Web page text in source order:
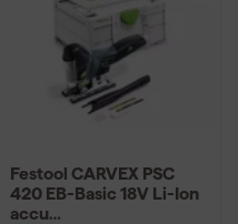
Festool CARVEX PSC
420 EB-Basic 18V Li-Ion
accu